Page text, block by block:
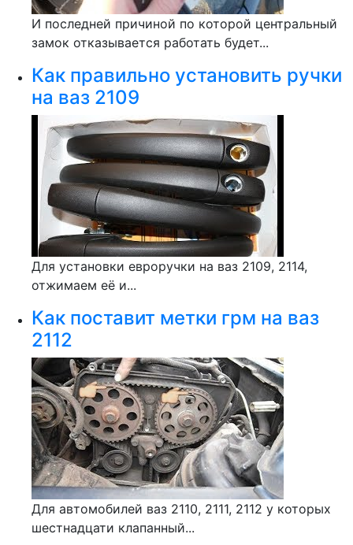
И последней причиной по которой центральный
замок отказывается работать будет...
Как правильно установить ручки
на ваз 2109
Для установки евроручки на ваз 2109, 2114,
отжимаем её и...
Как поставит метки грм на ваз
2112
Для автомобилей ваз 2110, 2111, 2112 у которых
шестнадцати клапанный...